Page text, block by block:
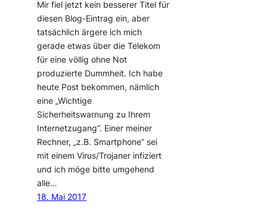
Mir fiel jetzt kein besserer Titel für
diesen Blog-Eintrag ein, aber
tatsächlich ärgere ich mich
gerade etwas über die Telekom
für eine völlig ohne Not
produzierte Dummheit. Ich habe
heute Post bekommen, nämlich
eine „Wichtige
Sicherheitswarnung zu Ihrem
Internetzugang“. Einer meiner
Rechner, „z.B. Smartphone“ sei
mit einem Virus/Trojaner infiziert
und ich möge bitte umgehend
alle…
18. Mai 2017